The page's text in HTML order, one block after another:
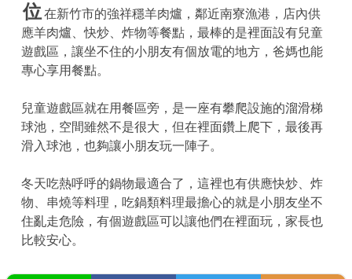
位在新竹市的強祥穩羊肉爐，鄰近南寮漁港，店內供
應羊肉爐、快炒、炸物等餐點，最棒的是裡面設有兒童
遊戲區，讓坐不住的小朋友有個放電的地方，爸媽也能
專心享用餐點。
兒童遊戲區就在用餐區旁，是一座有攀爬設施的溜滑梯
球池，空間雖然不是很大，但在裡面鑽上爬下，最後再
滑入球池，也夠讓小朋友玩一陣子。
冬天吃熱呼呼的鍋物最適合了，這裡也有供應快炒、炸
物、串燒等料理，吃鍋類料理最擔心的就是小朋友坐不
住亂走危險，有個遊戲區可以讓他們在裡面玩，家長也
比較安心。